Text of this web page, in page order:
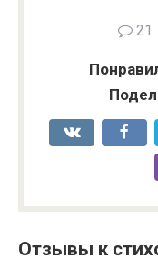
21
Отзывы к